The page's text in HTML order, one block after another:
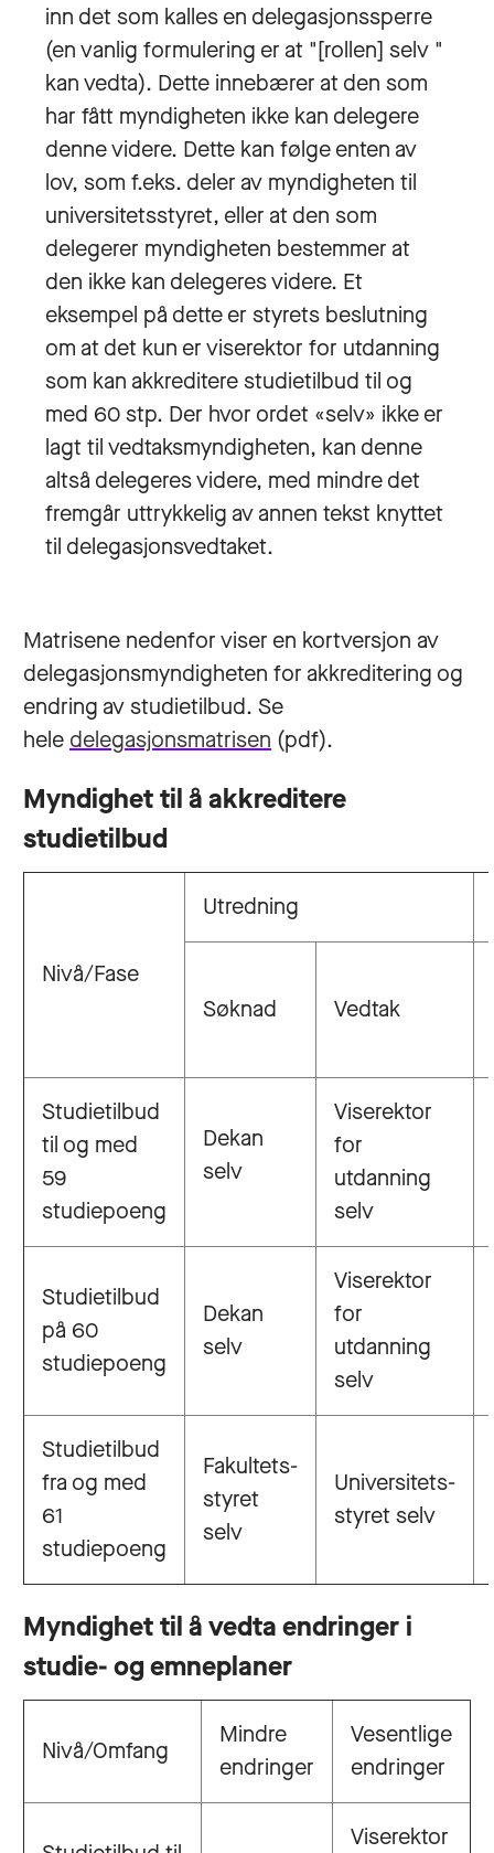
inn det som kalles en delegasjonssperre
(en vanlig formulering er at "[rollen] selv "
kan vedta). Dette innebærer at den som
har fått myndigheten ikke kan delegere
denne videre. Dette kan følge enten av
lov, som f.eks. deler av myndigheten til
universitetsstyret, eller at den som
delegerer myndigheten bestemmer at
den ikke kan delegeres videre. Et
eksempel på dette er styrets beslutning
om at det kun er viserektor for utdanning
som kan akkreditere studietilbud til og
med 60 stp. Der hvor ordet «selv» ikke er
lagt til vedtaksmyndigheten, kan denne
altså delegeres videre, med mindre det
fremgår uttrykkelig av annen tekst knyttet
til delegasjonsvedtaket.
Matrisene nedenfor viser en kortversjon av
delegasjonsmyndigheten for akkreditering og
endring av studietilbud. Se
hele delegasjonsmatrisen (pdf).
Myndighet til å akkreditere
studietilbud
Nivå/Fase
Utredning
Søknad Vedtak
Studietilbud
til og med
59
studiepoeng
Dekan
selv
Viserektor
for
utdanning
selv
Studietilbud
på 60
studiepoeng
Dekan
selv
Viserektor
for
utdanning
selv
Studietilbud
fra og med
61
studiepoeng
Fakultets-
styret
selv
Universitets-
styret selv
Myndighet til å vedta endringer i
studie- og emneplaner
Nivå/Omfang
Mindre
endringer
Vesentlige
endringer
Viserektor